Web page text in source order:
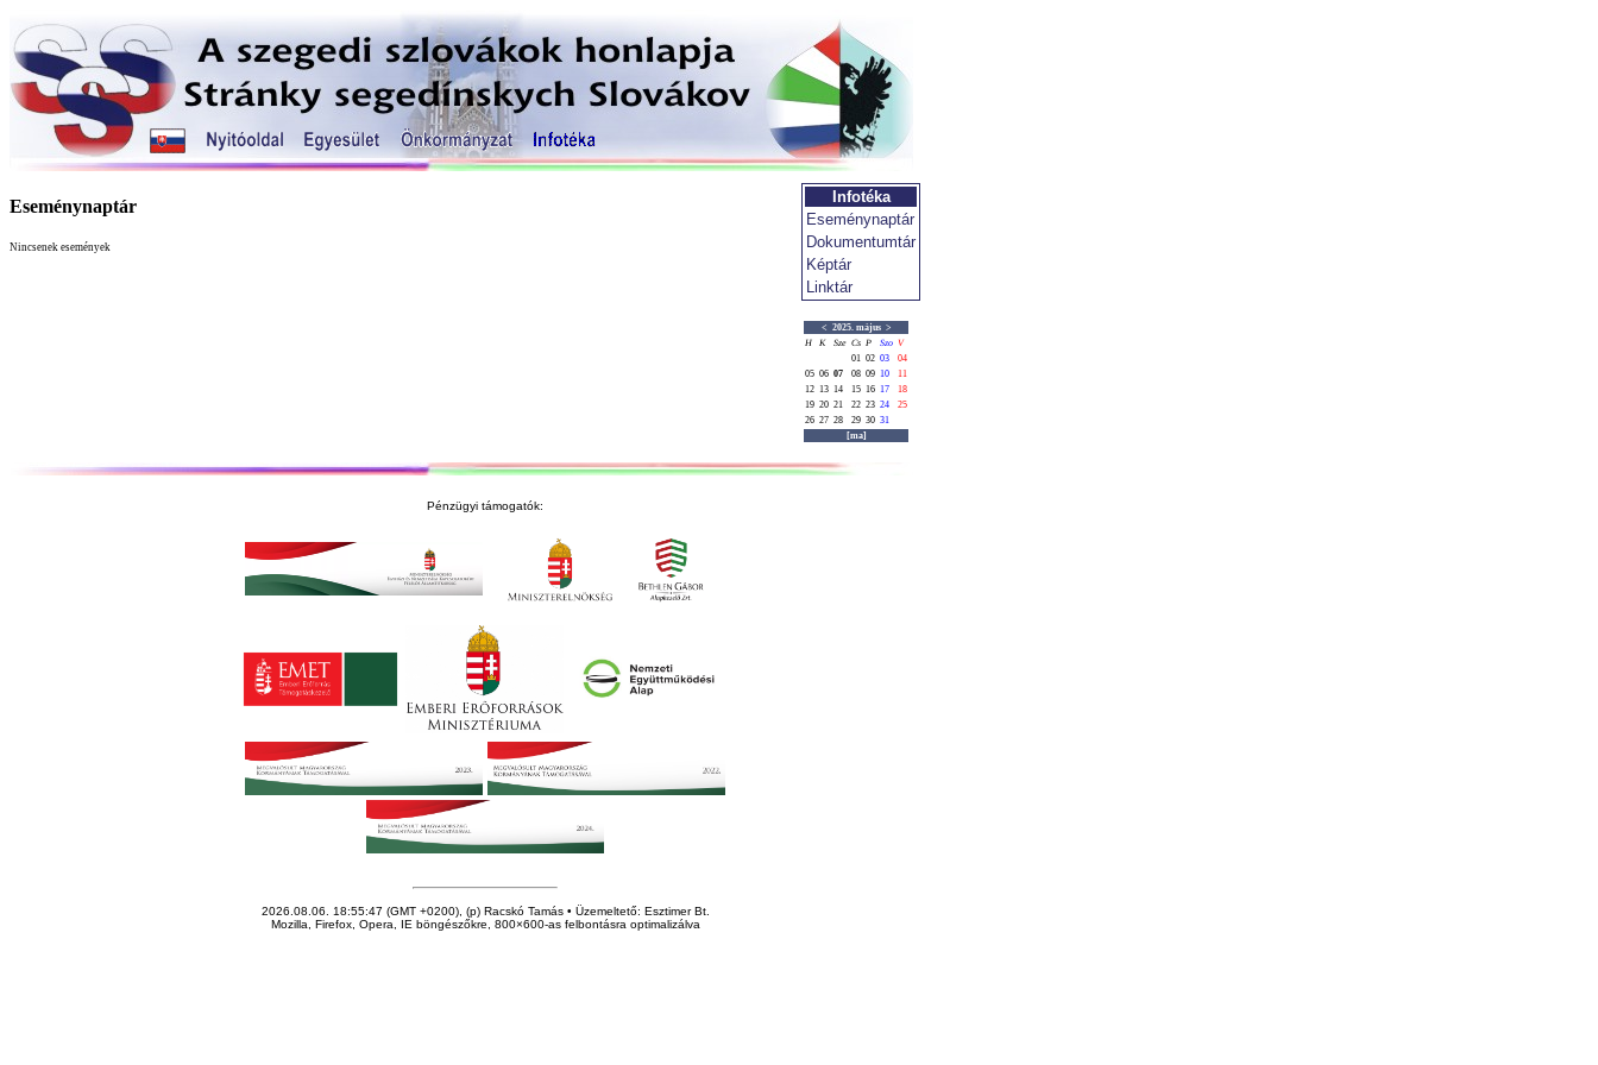
Eseménynaptár
Nincsenek események
Infotéka
Eseménynaptár
Dokumentumtár
Képtár
Linktár
< 2025. május >
H
K Sze Cs P Szo V
01 02 03
04
05 06 07 08 09 10
11
12 13 14 15 16 17
18
19 20 21 22 23 24
25
26 27 28 29 30 31
[ma]
Pénzügyi támogatók:
2026.08.06. 18:55:47 (GMT +0200), (p) Racskó Tamás • Üzemeltető: Esztimer Bt.
Mozilla, Firefox, Opera, IE böngészőkre, 800×600-as felbontásra optimalizálva